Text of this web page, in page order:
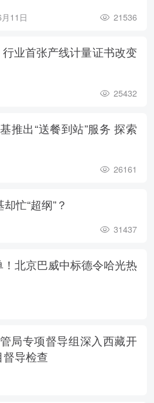
11日 21536
业首张产线计量证书改变
25432
推出“送餐到站”服务 探索
26161
忙“超纲”？
31437
北京巴威中标德令哈光热
局专项督导组深入西藏开
导检查